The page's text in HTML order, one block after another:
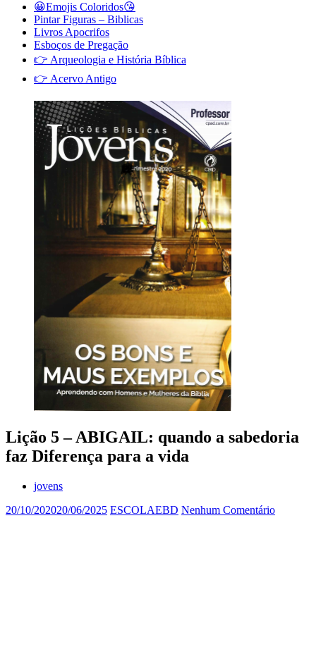
😀Emojis Coloridos😘
Pintar Figuras – Biblicas
Livros Apocrifos
Esboços de Pregação
👉 Arqueologia e História Bíblica
👉 Acervo Antigo
Lição 5 – ABIGAIL: quando a sabedoria
faz Diferença para a vida
jovens
20/10/202020/06/2025 ESCOLAEBD Nenhum Comentário